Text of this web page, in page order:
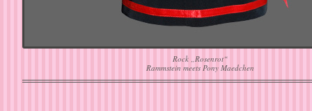
Rock „Rosenrot“
Rammstein meets Pony Maedchen